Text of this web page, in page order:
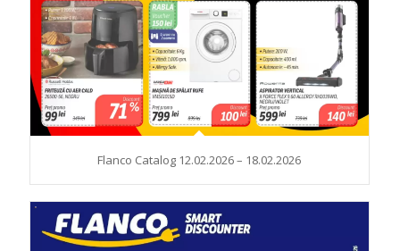
Flanco Catalog 12.02.2026 – 18.02.2026